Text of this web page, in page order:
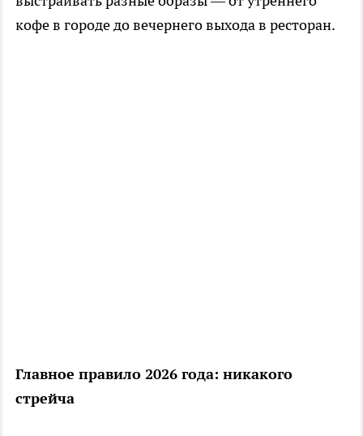
кофе в городе до вечернего выхода в ресторан.
Главное правило 2026 года: никакого
стрейча